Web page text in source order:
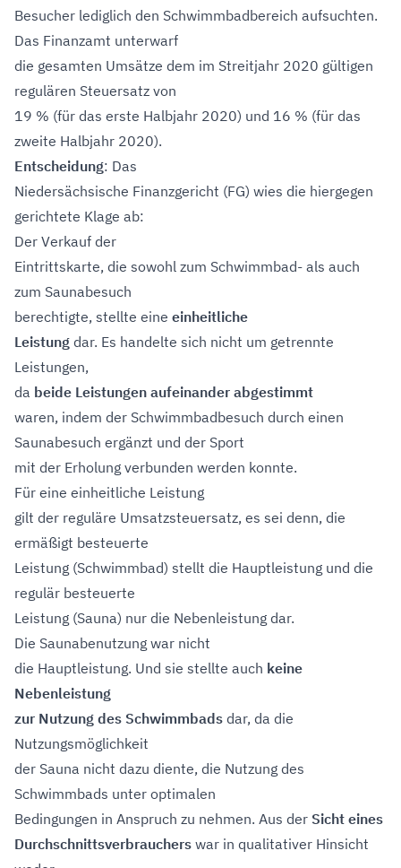
Besucher lediglich den Schwimmbadbereich aufsuchten.
Das Finanzamt unterwarf
die gesamten Umsätze dem im Streitjahr 2020 gültigen
regulären Steuersatz von
19 % (für das erste Halbjahr 2020) und 16 % (für das
zweite Halbjahr 2020).
Entscheidung: Das
Niedersächsische Finanzgericht (FG) wies die hiergegen
gerichtete Klage ab:
Der Verkauf der
Eintrittskarte, die sowohl zum Schwimmbad- als auch
zum Saunabesuch
berechtigte, stellte eine einheitliche
Leistung dar. Es handelte sich nicht um getrennte
Leistungen,
da beide Leistungen aufeinander abgestimmt
waren, indem der Schwimmbadbesuch durch einen
Saunabesuch ergänzt und der Sport
mit der Erholung verbunden werden konnte.
Für eine einheitliche Leistung
gilt der reguläre Umsatzsteuersatz, es sei denn, die
ermäßigt besteuerte
Leistung (Schwimmbad) stellt die Hauptleistung und die
regulär besteuerte
Leistung (Sauna) nur die Nebenleistung dar.
Die Saunabenutzung war nicht
die Hauptleistung. Und sie stellte auch keine
Nebenleistung
zur Nutzung des Schwimmbads dar, da die
Nutzungsmöglichkeit
der Sauna nicht dazu diente, die Nutzung des
Schwimmbads unter optimalen
Bedingungen in Anspruch zu nehmen. Aus der Sicht eines
Durchschnittsverbrauchers war in qualitativer Hinsicht